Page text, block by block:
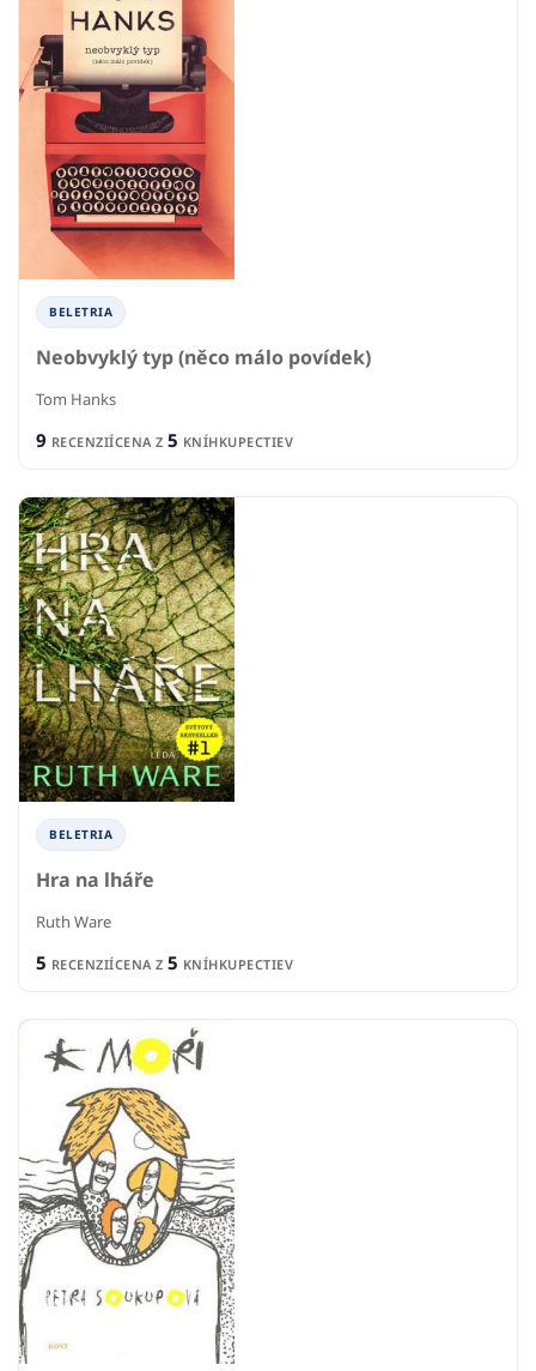
BELETRIA
Neobvyklý typ (něco málo povídek)
Tom Hanks
9 RECENZIÍCENA Z 5 KNÍHKUPECTIEV
BELETRIA
Hra na lháře
Ruth Ware
5 RECENZIÍCENA Z 5 KNÍHKUPECTIEV